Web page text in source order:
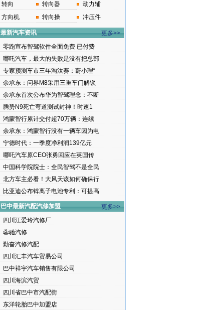
转向
转向器
动力辅
方向机
转向操 冲压件
最新汽车资讯
更多>>
零跑宣布智驾软件全面免费 已付费
哪吒汽车，最大的失败是没有把总部
专家预测车市三年淘汰赛：蔚小理“
余承东：问界M8采用三重车门解锁
余承东首次公布华为智驾理念：不断
腾势N9死亡弯道测试封神！时速1
鸿蒙智行累计交付超70万辆：连续
余承东：鸿蒙智行没有一辆车因为电
宁德时代：一季度净利润139亿元
哪吒汽车原CEO张勇回应在英国传
中国科学院院士：全民智驾不是全民
北方车主必看！大风天该如何确保行
比亚迪公布锌离子电池专利：可提高
巴中最新汽配汽修加盟
更多>>
四川江爱玲汽修厂
蓉驰汽修
勤奋汽修汽配
四川汇丰汽车贸易公司
巴中祥宇汽车销售有限公司
四川海滨汽贸
四川省巴中市汽配街
东洋轮胎巴中加盟店